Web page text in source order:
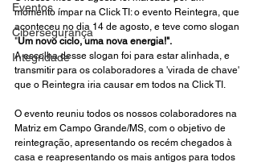
Eventos
Cibersegurança
Integridade
momento ímpar na Click TI: o evento Reintegra, que
aconteceu no dia 14 de agosto, e teve como slogan
"Um novo ciclo, uma nova energia!".
A escolha desse slogan foi para estar alinhada, e
transmitir para os colaboradores a 'virada de chave'
que o Reintegra iria causar em todos na Click TI.
O evento reuniu todos os nossos colaboradores na
Matriz em Campo Grande/MS, com o objetivo de
reintegração, apresentando os recém chegados à
casa e reapresentando os mais antigos para todos